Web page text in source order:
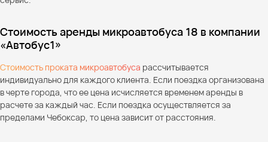
Стоимость аренды микроавтобуса 18 в компании
«Автобус1»
Стоимость проката микроавтобуса рассчитывается
индивидуально для каждого клиента. Если поездка организована
в черте города, что ее цена исчисляется временем аренды в
расчете за каждый час. Если поездка осуществляется за
пределами Чебоксар, то цена зависит от расстояния.